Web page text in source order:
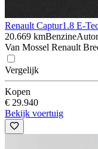
Renault Captur1.8 E-
20.669 kmBenzine
Van Mossel Renault
Vergelijk
Kopen
€ 29.940
Bekijk voertuig